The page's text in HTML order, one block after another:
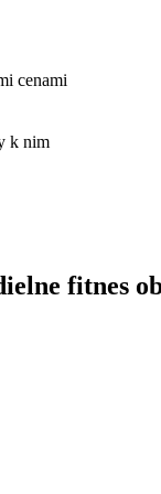
cenami
k nim
fitnes